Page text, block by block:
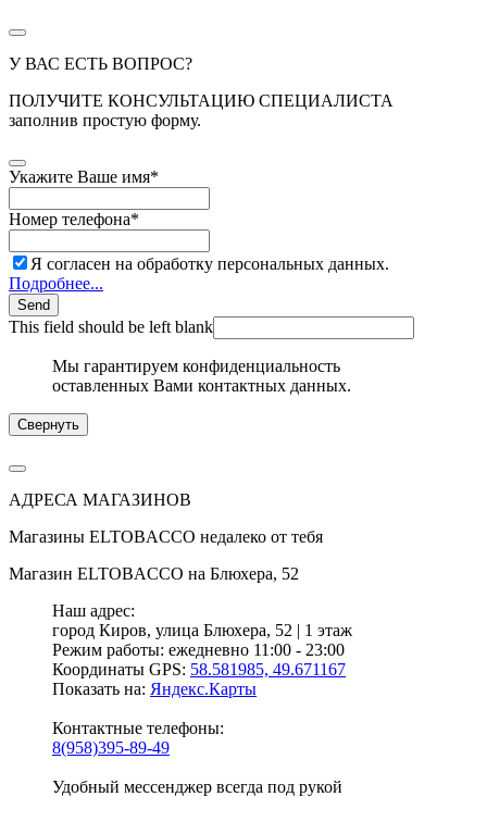
У ВАС ЕСТЬ ВОПРОС?
ПОЛУЧИТЕ КОНСУЛЬТАЦИЮ СПЕЦИАЛИСТА
заполнив простую форму.
Укажите Ваше имя*
Номер телефона*
Я согласен на обработку персональных данных.
Подробнее...
Send
This field should be left blank
Мы гарантируем конфиденциальность
оставленных Вами контактных данных.
Свернуть
АДРЕСА МАГАЗИНОВ
Магазины ELTOBACCO недалеко от тебя
Магазин ELTOBACCO на Блюхера, 52
Наш адрес:
город Киров, улица Блюхера, 52 | 1 этаж
Режим работы: ежедневно 11:00 - 23:00
Координаты GPS: 58.581985, 49.671167
Показать на: Яндекс.Карты
Контактные телефоны:
8(958)395-89-49
Удобный мессенджер всегда под рукой